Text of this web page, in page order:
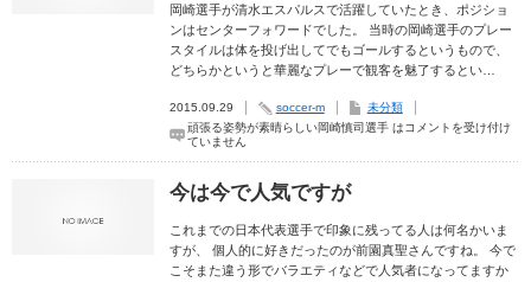
岡崎選手が清水エスパルスで活躍していたとき、ポジショ
ンはセンターフォワードでした。 当時の岡崎選手のプレー
スタイルは体を投げ出してでもゴールするというもので、
どちらかというと華麗なプレーで観客を魅了するとい…
2015.09.29 soccer-m
未分類
頑張る姿勢が素晴らしい岡崎慎司選手 はコメントを受け付け
ていません
今は今で人気ですが
これまでの日本代表選手で印象に残ってる人は何名かいま
すが、 個人的に好きだったのが前園真聖さんですね。 今で
こそまた違う形でバラエティなどで人気者になってますか